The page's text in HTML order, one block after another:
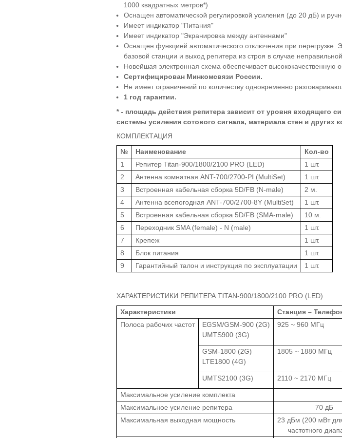
1000 квадратных метров*)
Оснащен автоматической регулировкой усиления (до 20 дБ) и
Имеет индикатор "Питания"
Имеет индикатор "Экранировка между антеннами"
Оснащен функцией автоматического отключения при перегрузке.
базовой станции и выход репитера из строя в случае
Новейшая электронная схема обеспечивает высококачественную
Сертифицирован Минкомсвязи России.
Не имеет ограничений по количеству одновременно
1 год гарантии.
* - площадь действия репитера зависит от уровня входящего
системы усиления сотового сигнала, материала стен и других
КОМПЛЕКТАЦИЯ
№ Наименование
Кол-во
1
Репитер Titan-900/1800/2100 PRO (LED)
1 шт.
2
Антенна комнатная ANT-700/2700-PI (MultiSet)
1 шт.
3
Встроенная кабельная сборка 5D/FB (N-male)
2 м.
4
Антенна всепогодная ANT-700/2700-8Y (MultiSet)
1 шт.
5
Встроенная кабельная сборка 5D/FB (SMA-male)
10 м.
6
Переходник SMA (female) - N (male)
1 шт.
7
Крепеж
1 шт.
8
Блок питания
1 шт.
9
Гарантийный талон и инструкция по эксплуатации 1 шт.
ХАРАКТЕРИСТИКИ РЕПИТЕРА TITAN-900/1800/2100 PRO (LED)
Характеристики Станция –
Полоса рабочих частот
EGSM/GSM-900 (2G)
UMTS900 (3G)
925 ~ 960 МГц
GSM-1800 (2G)
LTE1800 (4G)
1805 ~ 1880 МГц
UMTS2100 (3G) 2110 ~ 2170 МГц
Максимальное усиление комплекта
Максимальное усиление репитера
70 дБ
Максимальная выходная мощность
23 дБм (200 мВт
частотного